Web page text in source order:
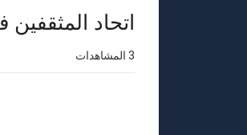
⁣اتحاد
3 المشاهدات